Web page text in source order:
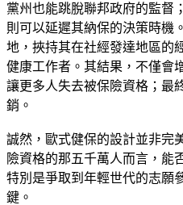
黨州也能跳脫聯邦政府的監督
則可以延遲其納保的決策時機
地，挾持其在社經發達地區的
健康工作者。其結果，不僅會
讓更多人失去被保險資格；最
銷。
誠然，歐式健保的設計並非完
險資格的那五千萬人而言，能
特別是爭取到年輕世代的志願
鍵。